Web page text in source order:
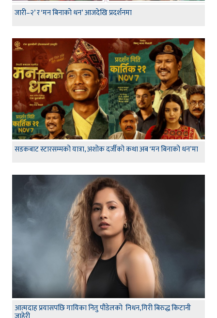
जारी–२’ र ‘मन बिनाको धन’ आजदेखि प्रदर्शनमा
सडकबाट स्टारसम्मको यात्रा, अशोक दर्जीको कथा अब ‘मन बिनाको धन’मा
आत्मदाह प्रयासपछि गायिका नितु पौडेलको निधन,गिरी बिरुद्ध किटानी